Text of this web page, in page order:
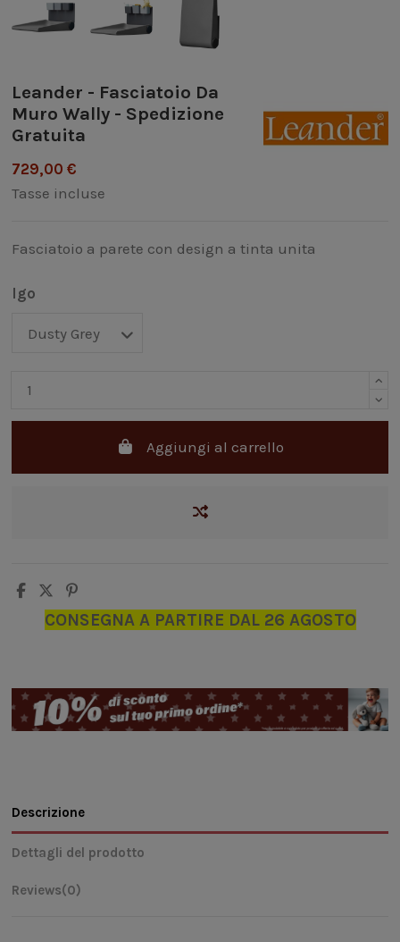
Leander - Fasciatoio Da
Muro Wally - Spedizione
Gratuita
729,00 €
Tasse incluse
Fasciatoio a parete con design a tinta unita
Igo
Aggiungi al carrello
CONSEGNA A PARTIRE DAL 26 AGOSTO
Descrizione
Dettagli del prodotto
Reviews(0)